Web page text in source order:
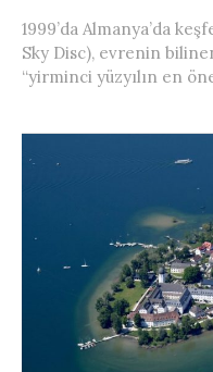
1999’da Almanya’da
Sky Disc), evrenin
“yirminci yüzyılın en